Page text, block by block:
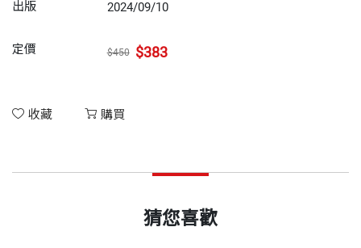
出版 2024/09/10
定價 $450 $383
收藏 購買
猜您喜歡